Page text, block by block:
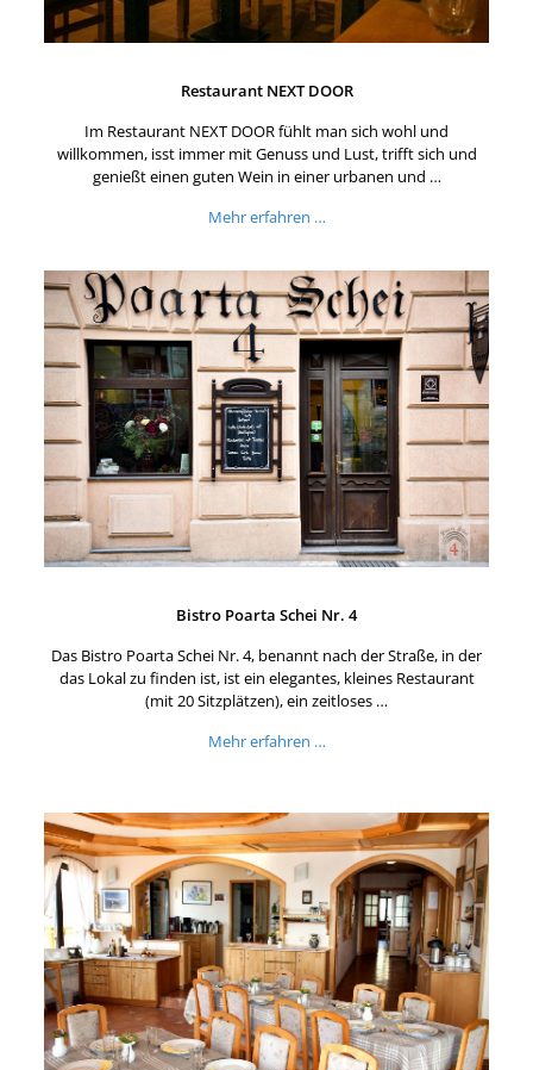
Restaurant NEXT DOOR
Im Restaurant NEXT DOOR fühlt man sich wohl und
willkommen, isst immer mit Genuss und Lust, trifft sich und
genießt einen guten Wein in einer urbanen und …
Mehr erfahren …
Bistro Poarta Schei Nr. 4
Das Bistro Poarta Schei Nr. 4, benannt nach der Straße, in der
das Lokal zu finden ist, ist ein elegantes, kleines Restaurant
(mit 20 Sitzplätzen), ein zeitloses …
Mehr erfahren …